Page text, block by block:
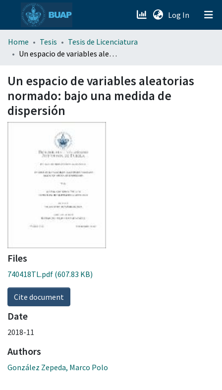
Log In (current)
menu.section.about_menu
Home Tesis
Tesis de Licenciatura
Un espacio de variables aleatorias normado: bajo una medida de dispersión
Un espacio de variables aleatorias
normado: bajo una medida de
dispersión
Files
740418TL.pdf (607.83 KB)
Cite document
Date
2018-11
Authors
González Zepeda, Marco Polo